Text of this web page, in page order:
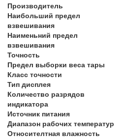
Производитель
Наибольший предел
взвешивания
Наименьний предел
взвешивания
Точность
Предел выборки веса тары
Класс точности
Тип дисплея
Количество разрядов
индикатора
Источник питания
Диапазон рабочих температур
Относителтная влажность